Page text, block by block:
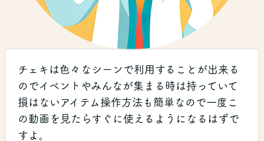
チェキは色々なシーンで利用することが出来る
のでイベントやみんなが集まる時は持っていて
損はないアイテム操作方法も簡単なので一度こ
の動画を見たらすぐに使えるようになるはずで
すよ。